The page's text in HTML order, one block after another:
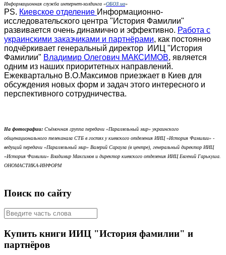
Информационная служба интернет-холдинга «ОБОЗ.ua»
PS. Киевское отделение Информационно-
исследовательского центра "История Фамилии"
развивается очень динамично и эффективно. Работа с
украинскими заказчиками и партнёрами, как постоянно
подчёркивает генеральный директор ИИЦ "История
Фамилии" Владимир Олегович МАКСИМОВ, является
одним из наших приоритетных направлений.
Ежеквартально В.О.Максимов приезжает в Киев для
обсуждения новых форм и задач этого интересного и
перспективного сотрудничества.
На фотографии: Съёмочная группа передачи «Параллельный мир» украинского
общенационального телеканала СТБ в гостях у киевского отделения ИИЦ «История Фамилии» -
ведущий передачи «Параллельный мир» Валерий Сараула (в центре), генеральный директор ИИЦ
«История Фамилии» Владимир Максимов и директор киевского отделения ИИЦ Евгений Гарькуша.
ОНОМАСТИКА-ИНФОРМ
Поиск по сайту
Купить книги ИИЦ "История фамилии" и
партнёров